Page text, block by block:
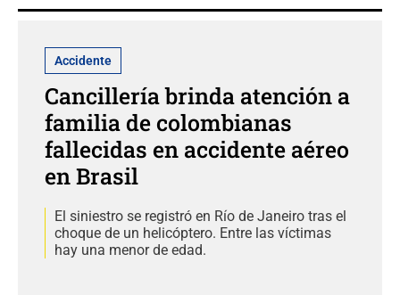
Accidente
Cancillería brinda atención a
familia de colombianas
fallecidas en accidente aéreo
en Brasil
El siniestro se registró en Río de Janeiro tras el
choque de un helicóptero. Entre las víctimas
hay una menor de edad.